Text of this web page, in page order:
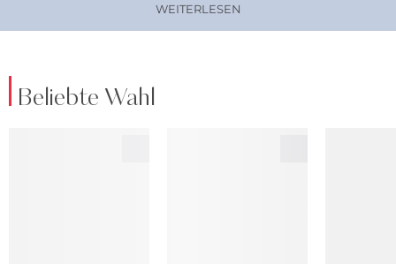
WEITERLESEN
Beliebte Wahl